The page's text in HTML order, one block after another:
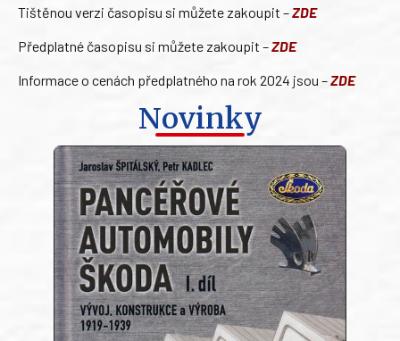
Tištěnou verzi časopisu si můžete zakoupit –ZDE
Předplatné časopisu si můžete zakoupit –ZDE
Informace o cenách předplatného na rok 2024 jsou –ZDE
Novinky